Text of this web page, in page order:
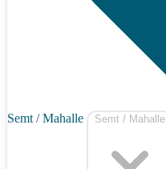
Semt / Mahalle Semt / Mahalle